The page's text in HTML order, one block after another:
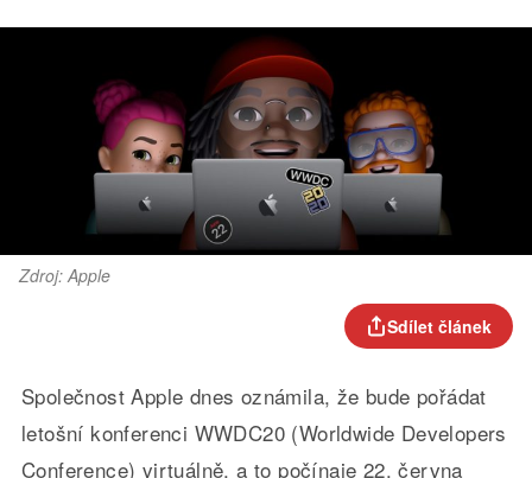
Zdroj: Apple
Sdílet článek
Společnost Apple dnes oznámila, že bude pořádat
letošní konferenci WWDC20 (Worldwide Developers
Conference) virtuálně, a to počínaje 22. června